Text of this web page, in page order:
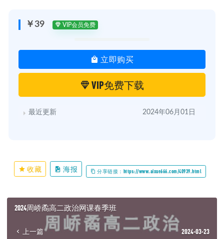
￥39 VIP会员免费
立即购买
VIP免费下载
最近更新 2024年06月01日
收藏 海报 分享链接：https://www.aixue666.com/40939.html
2024周峤矞高二政治网课春季班
上一篇 2024-03-23